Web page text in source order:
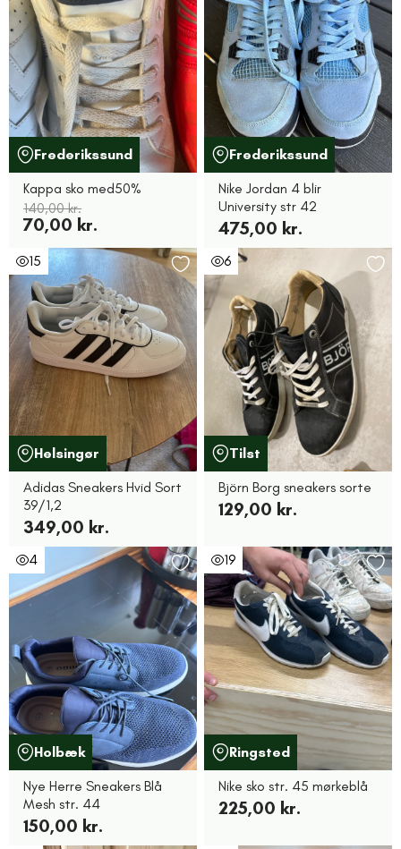
Frederikssund
Kappa sko med50%
140,00 kr.
70,00 kr.
Frederikssund
Nike Jordan 4 blir
University str 42
475,00 kr.
15
Helsingør
Adidas Sneakers Hvid Sort
39/1,2
349,00 kr.
6
Tilst
Björn Borg sneakers sorte
129,00 kr.
4
Holbæk
Nye Herre Sneakers Blå
Mesh str. 44
150,00 kr.
19
Ringsted
Nike sko str. 45 mørkeblå
225,00 kr.